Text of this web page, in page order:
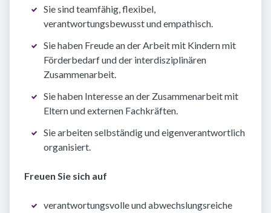
Sie sind teamfähig, flexibel,
verantwortungsbewusst und empathisch.
Sie haben Freude an der Arbeit mit Kindern mit
Förderbedarf und der interdisziplinären
Zusammenarbeit.
Sie haben Interesse an der Zusammenarbeit mit
Eltern und externen Fachkräften.
Sie arbeiten selbständig und eigenverantwortlich
organisiert.
Freuen Sie sich auf
verantwortungsvolle und abwechslungsreiche